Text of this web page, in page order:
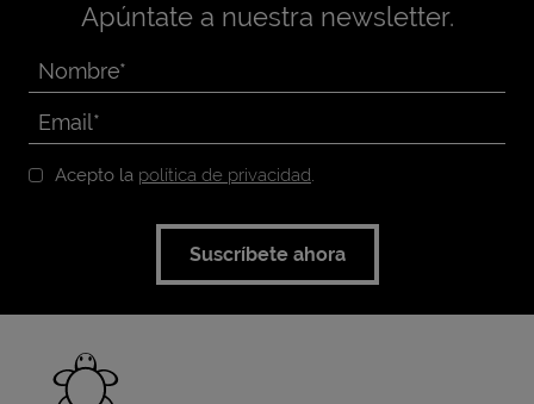
Apúntate a nuestra newsletter.
Acepto la política de privacidad.
Suscríbete ahora